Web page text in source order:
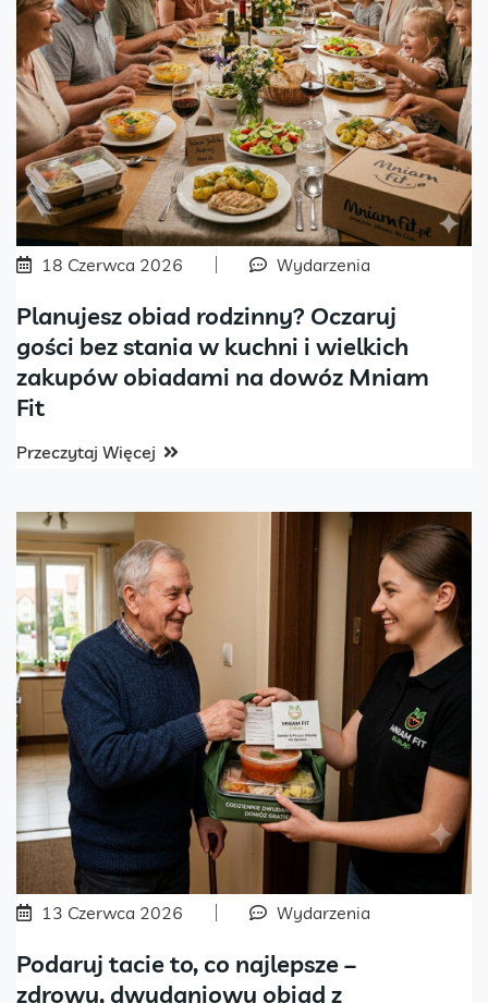
18 Czerwca 2026 Wydarzenia
Planujesz obiad rodzinny? Oczaruj
gości bez stania w kuchni i wielkich
zakupów obiadami na dowóz Mniam
Fit
Przeczytaj Więcej
13 Czerwca 2026 Wydarzenia
Podaruj tacie to, co najlepsze –
zdrowy, dwudaniowy obiad z